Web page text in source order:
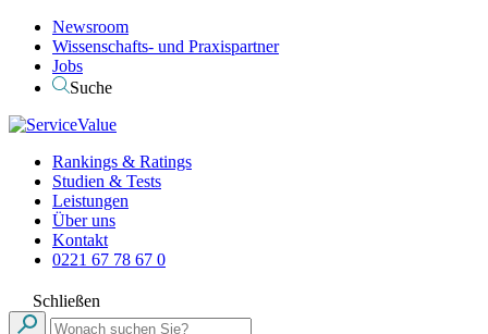
Newsroom
Wissenschafts- und Praxispartner
Jobs
Suche
Rankings & Ratings
Studien & Tests
Leistungen
Über uns
Kontakt
0221 67 78 67 0
Schließen